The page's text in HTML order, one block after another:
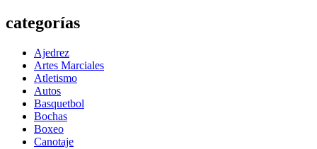
categorías
Ajedrez
Artes Marciales
Atletismo
Autos
Basquetbol
Bochas
Boxeo
Canotaje